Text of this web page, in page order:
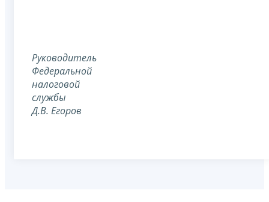
Руководитель
Федеральной
налоговой
службы
Д.В. Егоров